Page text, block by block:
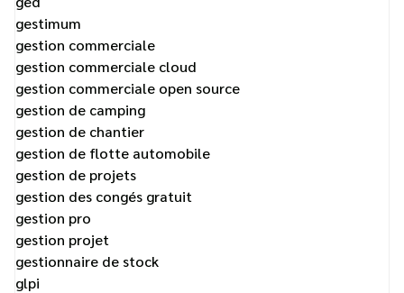
gestimum
gestion commerciale
gestion commerciale cloud
gestion commerciale open source
gestion de camping
gestion de chantier
gestion de flotte automobile
gestion de projets
gestion des congés gratuit
gestion pro
gestion projet
gestionnaire de stock
glpi